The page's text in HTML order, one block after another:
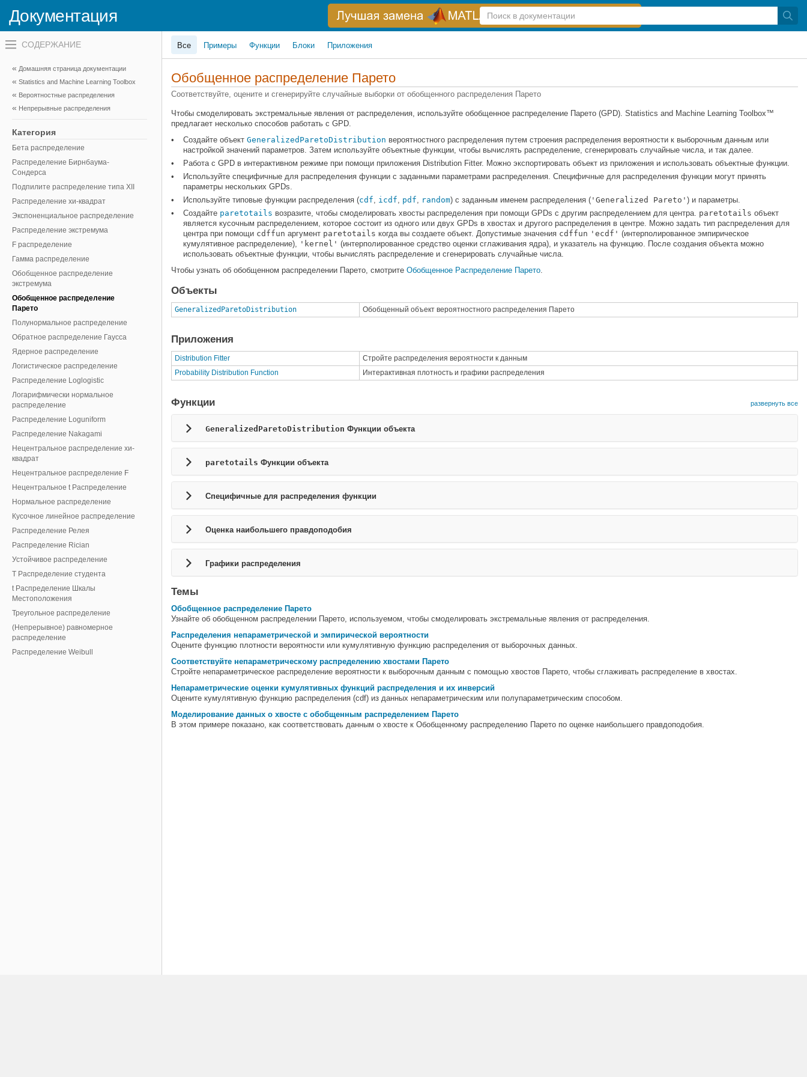
Документация
Справка
по
Переключатель
навигационного
вне
холста
переключатель
навигационного
вне
Домашняя страница документации
Statistics and Machine Learning Toolbox
Вероятностные распределения
Непрерывные распределения
Категория
Бета распределение
Распределение Бирнбаума-
Сондерса
Подпилите распределение типа XII
Распределение хи-квадрат
Экспоненциальное распределение
Распределение экстремума
F распределение
Гамма распределение
Обобщенное распределение
экстремума
Обобщенное распределение
Парето
Полунормальное распределение
Обратное распределение Гаусса
Ядерное распределение
Логистическое распределение
Распределение Loglogistic
Логарифмически нормальное
распределение
Распределение Loguniform
Распределение Nakagami
Нецентральное распределение хи-
квадрат
Нецентральное распределение F
Нецентральное t Распределение
Нормальное распределение
Кусочное линейное распределение
Распределение Релея
Распределение Rician
Устойчивое распределение
T Распределение студента
t Распределение Шкалы
Местоположения
Треугольное распределение
(Непрерывное) равномерное
распределение
Распределение Weibull
Все Примеры Функции Блоки Приложения
Обобщенное распределение Парето
Соответствуйте, оцените и сгенерируйте случайные выборки от обобщенного распределения Парето
Чтобы смоделировать экстремальные явления от распределения, используйте обобщенное распределение Парето (GPD). Statistics and Machine Learning Toolbox™
предлагает несколько способов работать с GPD.
Создайте объект GeneralizedParetoDistribution вероятностного распределения путем строения распределения вероятности к выборочным данным или
настройкой значений параметров. Затем используйте объектные функции, чтобы вычислять распределение, сгенерировать случайные числа, и так далее.
Работа с GPD в интерактивном режиме при помощи приложения Distribution Fitter. Можно экспортировать объект из приложения и использовать объектные функции.
Используйте специфичные для распределения функции с заданными параметрами распределения. Специфичные для распределения функции могут принять
параметры нескольких GPDs.
Используйте типовые функции распределения (cdf, icdf, pdf, random) с заданным именем распределения ( 'Generalized Pareto' ) и параметры.
Создайте paretotails возразите, чтобы смоделировать хвосты распределения при помощи GPDs с другим распределением для центра. paretotails объект
является кусочным распределением, которое состоит из одного или двух GPDs в хвостах и другого распределения в центре. Можно задать тип распределения для
центра при помощи cdffun аргумент paretotails когда вы создаете объект. Допустимые значения cdffun 'ecdf' (интерполированное эмпирическое
кумулятивное распределение), 'kernel' (интерполированное средство оценки сглаживания ядра), и указатель на функцию. После создания объекта можно
использовать объектные функции, чтобы вычислять распределение и сгенерировать случайные числа.
Чтобы узнать об обобщенном распределении Парето, смотрите Обобщенное Распределение Парето.
Объекты
GeneralizedParetoDistribution Обобщенный объект вероятностного распределения Парето
Приложения
Distribution Fitter
Стройте распределения вероятности к данным
Probability Distribution Function
Интерактивная плотность и графики распределения
Функции развернуть все
GeneralizedParetoDistribution Функции объекта
paretotails Функции объекта
Специфичные для распределения функции
Оценка наибольшего правдоподобия
Графики распределения
Темы
Обобщенное распределение Парето
Узнайте об обобщенном распределении Парето, используемом, чтобы смоделировать экстремальные явления от распределения.
Распределения непараметрической и эмпирической вероятности
Оцените функцию плотности вероятности или кумулятивную функцию распределения от выборочных данных.
Соответствуйте непараметрическому распределению хвостами Парето
Стройте непараметрическое распределение вероятности к выборочным данным с помощью хвостов Парето, чтобы сглаживать распределение в хвостах.
Непараметрические оценки кумулятивных функций распределения и их инверсий
Оцените кумулятивную функцию распределения (cdf) из данных непараметрическим или полупараметрическим способом.
Моделирование данных о хвосте с обобщенным распределением Парето
В этом примере показано, как соответствовать данным о хвосте к Обобщенному распределению Парето по оценке наибольшего правдоподобия.